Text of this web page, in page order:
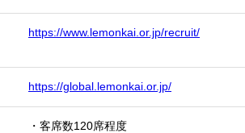
https://www.lemonkai.or.jp/recruit/
https://global.lemonkai.or.jp/
・客席数120席程度